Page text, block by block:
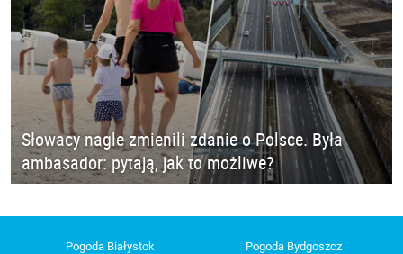
Słowacy nagle zmienili zdanie o Polsce. Była
ambasador: pytają, jak to możliwe?
Pogoda Białystok Pogoda Bydgoszcz